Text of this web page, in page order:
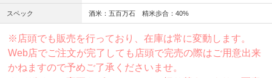
スペック 酒米：五百万石 精米歩合：40%
※店頭でも販売を行っており、在庫は常に変動します。
Web店でご注文が完了しても店頭で完売の際はご用意出来
かねますので予めご了承くださいませ。